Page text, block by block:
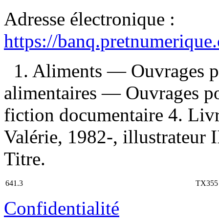
Adresse électronique :
https://
1. Aliments — Ouvrages
alimentaires — Ouvrages
fiction documentaire 4.
Valérie, 1982-,
Titre.
641.3 TX355
Confidentialité